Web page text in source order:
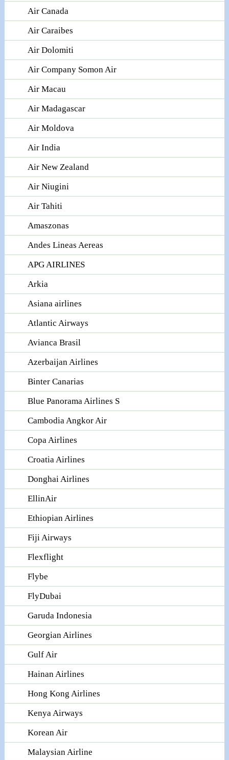
Air Canada
Air Caraibes
Air Dolomiti
Air Company Somon Air
Air Macau
Air Madagascar
Air Moldova
Air India
Air New Zealand
Air Niugini
Air Tahiti
Amaszonas
Andes Lineas Aereas
APG AIRLINES
Arkia
Asiana airlines
Atlantic Airways
Avianca Brasil
Azerbaijan Airlines
Binter Canarias
Blue Panorama Airlines S
Cambodia Angkor Air
Copa Airlines
Croatia Airlines
Donghai Airlines
EllinAir
Ethiopian Airlines
Fiji Airways
Flexflight
Flybe
FlyDubai
Garuda Indonesia
Georgian Airlines
Gulf Air
Hainan Airlines
Hong Kong Airlines
Kenya Airways
Korean Air
Malaysian Airline